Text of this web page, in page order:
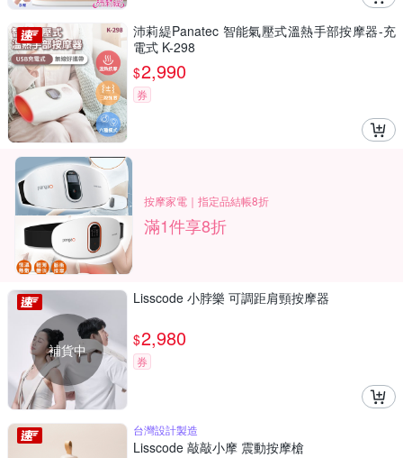
沛莉緹Panatec 智能氣壓式溫熱手部按摩器-充
電式 K-298
$2,990
券
按摩家電｜指定品結帳8折
滿1件享8折
補貨中
Lisscode 小脖樂 可調距肩頸按摩器
$2,980
券
台灣設計製造
Lisscode 敲敲小摩 震動按摩槍